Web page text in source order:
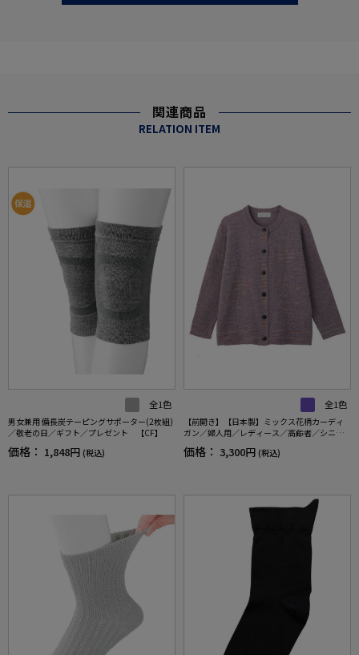
関連商品
RELATION ITEM
全1色
男女兼用 備長炭テーピングサポーター(2枚組)
／敬老の日／ギフト／プレゼント 【CF】
価格： 1,848円 (税込)
全1色
【前開き】【日本製】ミックス花柄カーディ
ガン／婦人用／レディース／高齢者／シニア
／名前記入欄付／大きめボタン／身幅ゆった
り／ギフト／プレゼント 【CF】
価格： 3,300円 (税込)